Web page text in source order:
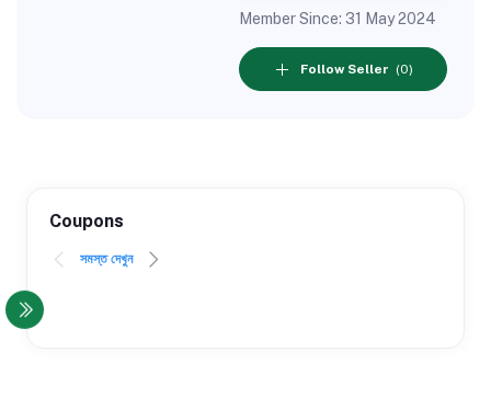
Member Since: 31 May 2024
Follow Seller (0)
Coupons
সমস্ত দেখুন